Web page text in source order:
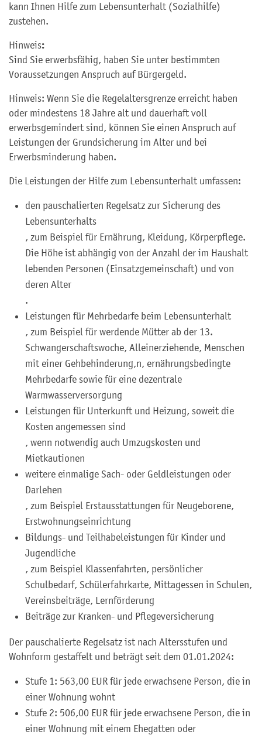
kann Ihnen Hilfe zum Lebensunterhalt (Sozialhilfe)
zustehen.
Hinweis:
Sind Sie erwerbsfähig, haben Sie unter bestimmten
Voraussetzungen Anspruch auf Bürgergeld.
Hinweis: Wenn Sie die Regelaltersgrenze erreicht haben
oder mindestens 18 Jahre alt und dauerhaft voll
erwerbsgemindert sind, können Sie einen Anspruch auf
Leistungen der Grundsicherung im Alter und bei
Erwerbsminderung haben.
Die Leistungen der Hilfe zum Lebensunterhalt umfassen:
den pauschalierten Regelsatz zur Sicherung des
Lebensunterhalts
, zum Beispiel für Ernährung, Kleidung, Körperpflege.
Die Höhe ist abhängig von der Anzahl der im Haushalt
lebenden Personen (Einsatzgemeinschaft) und von
deren Alter
.
Leistungen für Mehrbedarfe beim Lebensunterhalt
, zum Beispiel für werdende Mütter ab der 13.
Schwangerschaftswoche, Alleinerziehende, Menschen
mit einer Gehbehinderung,n, ernährungsbedingte
Mehrbedarfe sowie für eine dezentrale
Warmwasserversorgung
Leistungen für Unterkunft und Heizung, soweit die
Kosten angemessen sind
, wenn notwendig auch Umzugskosten und
Mietkautionen
weitere einmalige Sach- oder Geldleistungen oder
Darlehen
, zum Beispiel Erstausstattungen für Neugeborene,
Erstwohnungseinrichtung
Bildungs- und Teilhabeleistungen für Kinder und
Jugendliche
, zum Beispiel Klassenfahrten, persönlicher
Schulbedarf, Schülerfahrkarte, Mittagessen in Schulen,
Vereinsbeiträge, Lernförderung
Beiträge zur Kranken- und Pflegeversicherung
Der pauschalierte Regelsatz ist nach Altersstufen und
Wohnform gestaffelt und beträgt seit dem 01.01.2024:
Stufe 1: 563,00 EUR für jede erwachsene Person, die in
einer Wohnung wohnt
Stufe 2: 506,00 EUR für jede erwachsene Person, die in
einer Wohnung mit einem Ehegatten oder